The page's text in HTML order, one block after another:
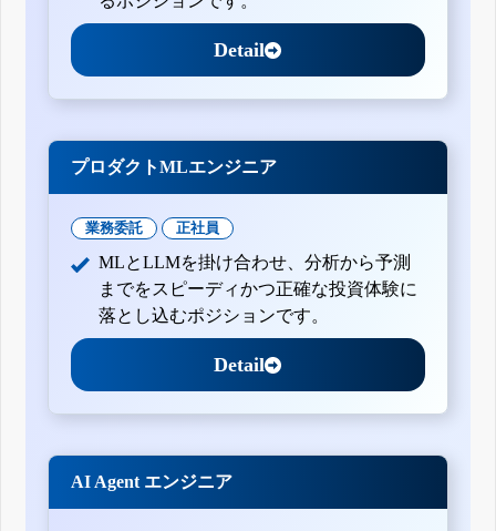
Detail
プロダクトMLエンジニア
業務委託 正社員
MLとLLMを掛け合わせ、分析から予測
までをスピーディかつ正確な投資体験に
落とし込むポジションです。
Detail
AI Agent エンジニア